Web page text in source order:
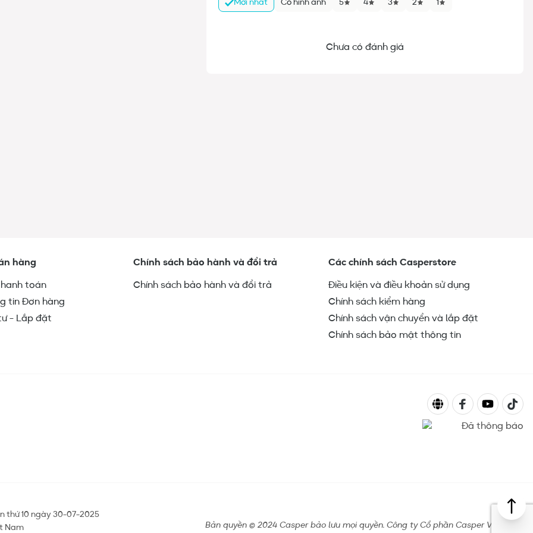
Mới nhất Có hình ảnh 5 4 3 2 1
Chưa có đánh giá
hàng
toán
tin Đơn hàng
- Lắp đặt
Chính sách bảo hành và đổi trả
Chính sách bảo hành và đổi trả
Các chính sách Casperstore
Điều kiện và điều khoản sử dụng
Chính sách kiểm hàng
Chính sách vận chuyển và lắp đặt
Chính sách bảo mật thông tin
thứ 10 ngày 30-07-2025
Nam
Bản quyền © 2024 Casper bảo lưu mọi quyền. Công ty Cổ phần Casper Việt Nam
Thái Nguyên Tiền Giang
Trà Vinh
Tây Ninh